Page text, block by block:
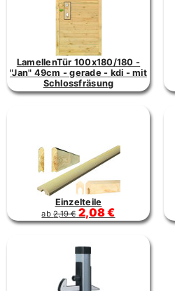
LamellenTür 100x180/180 -
"Jan" 49cm - gerade - kdi - mit
Schlossfräsung
Einzelteile
ab2,19 € 2,08 €